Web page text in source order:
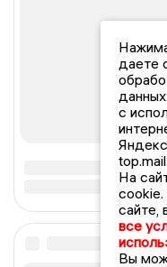
даете
данных
с
На
cookie.
сайте,
все
Вы